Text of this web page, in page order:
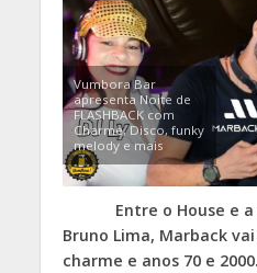
Vumbora Bar
apresenta Noite de
FLASHBACK com
Charme, Disco, funky
melody e mais
Entre o House e a
Bruno Lima, Marback
charme e anos 70 e